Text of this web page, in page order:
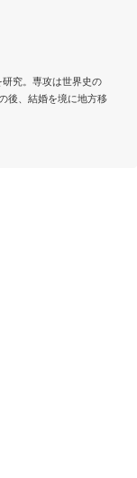
究。専攻は世界史の
後、結婚を境に地方移